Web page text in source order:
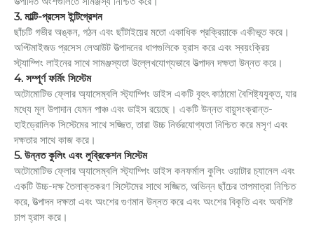
3. মাল্টি-প্রসেস ইন্টিগ্রেশন
ছাঁচটি গভীর অঙ্কন, গঠন এবং ছাঁটাইয়ের মতো একাধিক প্রক্রিয়াকে একীভূত করে।
অপ্টিমাইজড প্রসেস লেআউট উত্পাদনের ধাপগুলিকে হ্রাস করে এবং স্বয়ংক্রিয়
স্ট্যাম্পিং লাইনের সাথে সামঞ্জস্যতা উল্লেখযোগ্যভাবে উত্পাদন দক্ষতা উন্নত করে।
4. সম্পূর্ণ ফর্মিং সিস্টেম
অটোমোটিভ ফ্লোর অ্যাসেম্বলি স্ট্যাম্পিং ডাইস একটি বৃহৎ কাঠামো বৈশিষ্ট্যযুক্ত, যার
মধ্যে মূল উপাদান যেমন পাঞ্চ এবং ডাইস রয়েছে। একটি উন্নত বায়ুসংক্রান্ত-
হাইড্রোলিক সিস্টেমের সাথে সজ্জিত, তারা উচ্চ নির্ভরযোগ্যতা নিশ্চিত করে মসৃণ এবং
দক্ষতার সাথে কাজ করে।
5. উন্নত কুলিং এবং লুব্রিকেশন সিস্টেম
অটোমোটিভ ফ্লোর অ্যাসেম্বলি স্ট্যাম্পিং ডাইস কনফর্মাল কুলিং ওয়াটার চ্যানেল এবং
একটি উচ্চ-দক্ষ তৈলাক্তকরণ সিস্টেমের সাথে সজ্জিত, অভিন্ন ছাঁচের তাপমাত্রা নিশ্চিত
করে, উত্পাদন দক্ষতা এবং অংশের গুণমান উন্নত করে এবং অংশের বিকৃতি এবং অবশিষ্ট
চাপ হ্রাস করে।